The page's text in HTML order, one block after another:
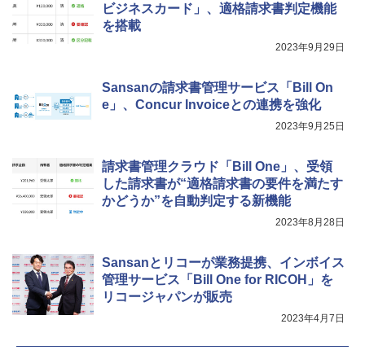
ビジネスカード」、適格請求書判定機能
を搭載
2023年9月29日
Sansanの請求書管理サービス「Bill On
e」、Concur Invoiceとの連携を強化
2023年9月25日
請求書管理クラウド「Bill One」、受領
した請求書が“適格請求書の要件を満たす
かどうか”を自動判定する新機能
2023年8月28日
Sansanとリコーが業務提携、インボイス
管理サービス「Bill One for RICOH」を
リコージャパンが販売
2023年4月7日